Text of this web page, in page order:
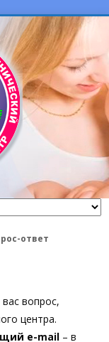
ответ
вопрос,
центра.
e-mail– в